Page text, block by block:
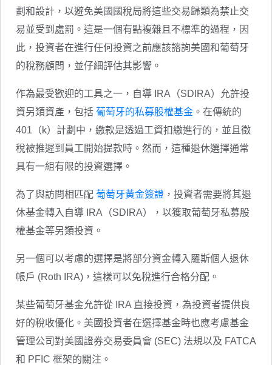
劃和設計，以避免美國國稅局將這些交易歸類為禁止交
易並受到處罰。這是一個有點複雜且不標準的過程，因
此，投資者在進行任何投資之前應該諮詢美國和葡萄牙
的稅務顧問，並仔細評估其影響。
作為最受歡迎的工具之一，自導 IRA（SDIRA）允許投
資另類資產，包括 葡萄牙的私募股權基金 。在傳統的
401（k）計劃中，繳款是透過工資扣繳進行的，並且徵
稅被推遲到員工開始提款時。然而，這種退休選擇通常
具有一組有限的投資選擇。
為了與訪問相匹配 葡萄牙黃金簽證 ，投資者需要將其退
休基金轉入自導 IRA（SDIRA），以獲取葡萄牙私募股
權基金等另類投資。
另一個可以考慮的選擇是將部分資金轉入羅斯個人退休
帳戶 (Roth IRA)，這樣可以免稅進行合格分配。
某些葡萄牙基金允許從 IRA 直接投資，為投資者提供良
好的稅收優化。美國投資者在選擇基金時也應考慮基金
管理公司對美國證券交易委員會 (SEC) 法規以及 FATCA
和 PFIC 框架的關注。